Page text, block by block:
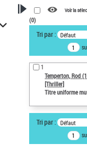
VOTRE RECHERCHE
Recherche
notices d’autorité
Œuvres liées à
Temperton, Rod
Auteur d’œuvre
Type de notice
Titre uniforme
Voir la
(0)
Tri par : Défaut
1
Temperton, Rod
[Thriller]
Titre uniforme
Tri par : Défaut